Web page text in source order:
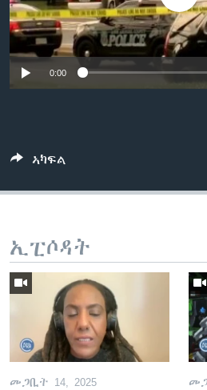
ቂሔ ጽልሚ
ቋንቋታት
0:00
ኣካፍል
ኢፒሶዳት
መጋቢት 14, 2025